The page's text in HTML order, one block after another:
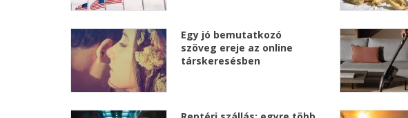
Egy jó bemutatkozó
szöveg ereje az online
társkeresésben